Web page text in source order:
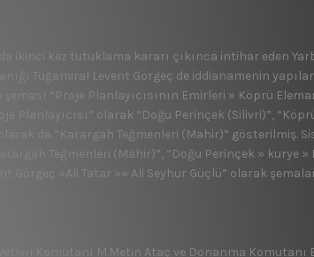
ikinci kez tutuklama kararı çıkınca intihar eden
Tuğamiral Levent Görgeç de iddianamenin
“Proje Planlayıcısının Emirleri » Köprü
olarak “Doğu Perinçek (Silivri)”,
da “Karargah Teğmenleri (Mahir)” gösterilmiş.
Teğmenleri (Mahir)”, “Doğu Perinçek » kurye »
Görgeç »Ali Tatar »» Ali Seyhur Güçlü” olarak
Komutanı M.Metin Ataç ve Donanma Komutanı